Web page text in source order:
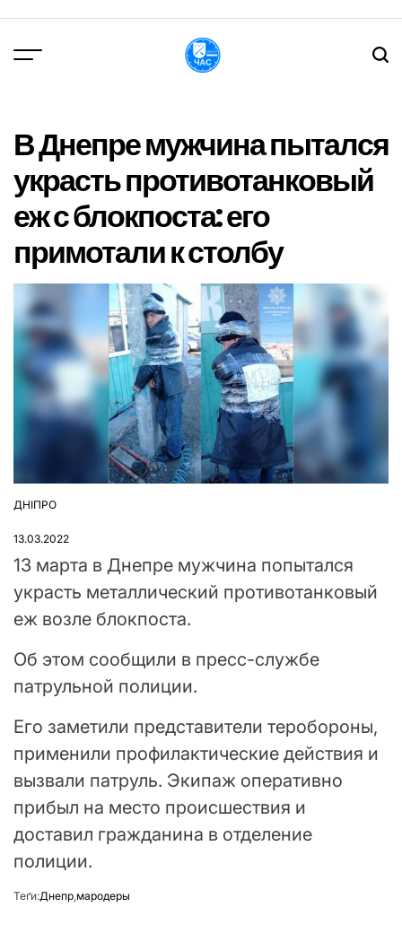
вмісту
В Днепре мужчина пытался
украсть противотанковый
еж с блокпоста: его
примотали к столбу
ОПУБЛІКУВАТИ
ДНІПРО
13.03.2022
13 марта в Днепре мужчина попытался
украсть металлический противотанковый
еж возле блокпоста.
Об этом сообщили в пресс-службе
патрульной полиции.
Его заметили представители теробороны,
применили профилактические действия и
вызвали патруль. Экипаж оперативно
прибыл на место происшествия и
доставил гражданина в отделение
полиции.
Теґи:Днепр мародеры